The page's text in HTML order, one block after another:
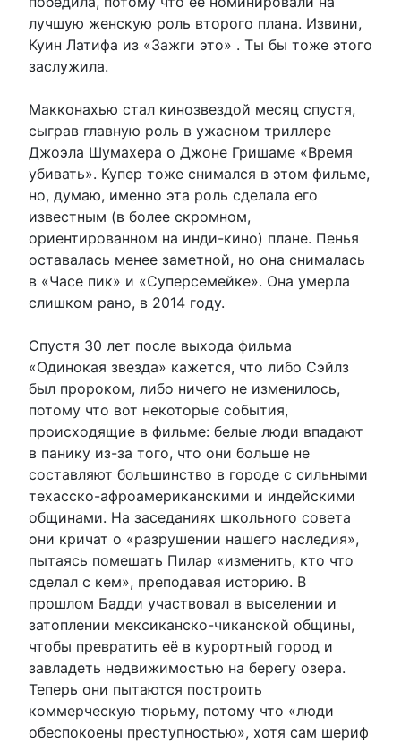
лучшую женскую роль второго плана. Извини,
Куин Латифа из «Зажги это» . Ты бы тоже этого
заслужила.
Макконахью стал кинозвездой месяц спустя,
сыграв главную роль в ужасном триллере
Джоэла Шумахера о Джоне Гришаме «Время
убивать». Купер тоже снимался в этом фильме,
но, думаю, именно эта роль сделала его
известным (в более скромном,
ориентированном на инди-кино) плане. Пенья
оставалась менее заметной, но она снималась
в «Часе пик» и «Суперсемейке». Она умерла
слишком рано, в 2014 году.
Спустя 30 лет после выхода фильма
«Одинокая звезда» кажется, что либо Сэйлз
был пророком, либо ничего не изменилось,
потому что вот некоторые события,
происходящие в фильме: белые люди впадают
в панику из-за того, что они больше не
составляют большинство в городе с сильными
техасско-афроамериканскими и индейскими
общинами. На заседаниях школьного совета
они кричат ​​о «разрушении нашего наследия»,
пытаясь помешать Пилар «изменить, кто что
сделал с кем», преподавая историю. В
прошлом Бадди участвовал в выселении и
затоплении мексиканско-чиканской общины,
чтобы превратить её в курортный город и
завладеть недвижимостью на берегу озера.
Теперь они пытаются построить
коммерческую тюрьму, потому что «люди
обеспокоены преступностью», хотя сам шериф